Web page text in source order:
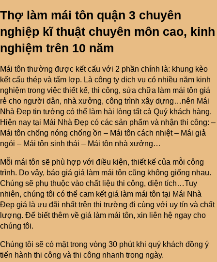
Thợ làm mái tôn quận 3 chuyên
nghiệp kĩ thuật chuyên môn cao, kinh
nghiệm trên 10 năm
Mái tôn thường được kết cấu với 2 phần chính là: khung kèo
kết cấu thép và tấm lợp. Là công ty dịch vụ có nhiều năm kinh
nghiệm trong việc thiết kế, thi công, sửa chữa làm mái tôn giá
rẻ cho người dân, nhà xưởng, công trình xây dựng…nên Mái
Nhà Đẹp tin tưởng có thể làm hài lòng tất cả Quý khách hàng.
Hiện nay tại Mái Nhà Đẹp có các sản phẩm và nhận thi công: –
Mái tôn chống nóng chống ồn – Mái tôn cách nhiệt – Mái giả
ngói – Mái tôn sinh thái – Mái tôn nhà xưởng…
Mỗi mái tôn sẽ phù hợp với điều kiện, thiết kế của mỗi công
trình. Do vậy, báo giá giá làm mái tôn cũng không giống nhau.
Chúng sẽ phụ thuộc vào chất liệu thi công, diện tích…Tuy
nhiên, chúng tôi có thể cam kết giá làm mái tôn tại Mái Nhà
Đẹp giá là ưu đãi nhất trên thị trường đi cùng với uy tín và chất
lượng. Để biết thêm về giá làm mái tôn, xin liên hệ ngay cho
chúng tôi.
Chúng tôi sẽ có mặt trong vòng 30 phút khi quý khách đồng ý
tiến hành thi công và thi công nhanh trong ngày.